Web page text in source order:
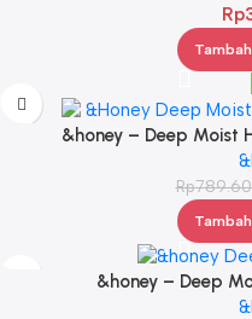
Rp
&honey – Deep Moist
Rp
&honey – Deep